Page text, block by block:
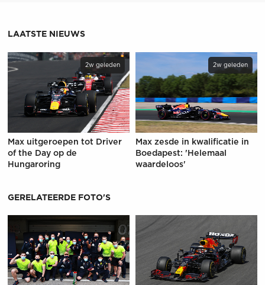
LAATSTE NIEUWS
2w geleden
Max uitgeroepen tot Driver
of the Day op de
Hungaroring
2w geleden
Max zesde in kwalificatie in
Boedapest: 'Helemaal
waardeloos'
GERELATEERDE FOTO'S